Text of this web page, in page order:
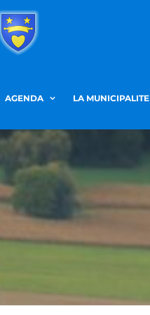
AGENDA LA MUNICIPALITE